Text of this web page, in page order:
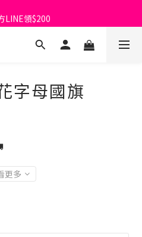
免運費🚚
LINE領$200
_買一送一
字母國旗
更多